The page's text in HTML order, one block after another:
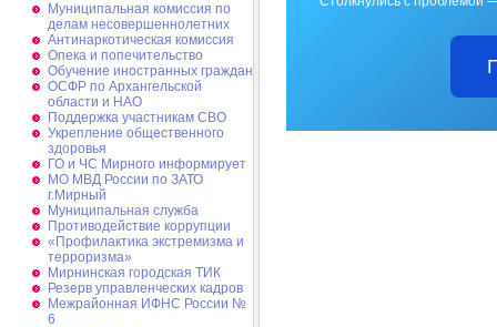
Муниципальная комиссия по
делам несовершеннолетних
Антинаркотическая комиссия
Опека и попечительство
Обучение иностранных граждан
ОСФР по Архангельской
области и НАО
Поддержка участникам СВО
Укрепление общественного
здоровья
ГО и ЧС Мирного информирует
МО МВД России по ЗАТО
г.Мирный
Муниципальная cлужба
Противодействие коррупции
«Профилактика экстремизма и
терроризма»
Мирнинская городская ТИК
Резерв управленческих кадров
Межрайонная ИФНС России №
6